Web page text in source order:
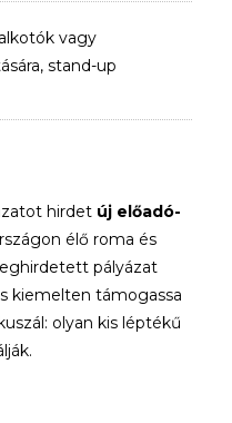
vagy
stand-up
hirdet új előadó-
élő roma és
pályázat
kiemelten támogassa
olyan kis léptékű